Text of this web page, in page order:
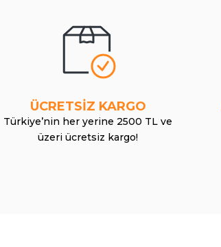
ÜCRETSİZ KARGO
Türkiye’nin her yerine 2500 TL ve
üzeri ücretsiz kargo!